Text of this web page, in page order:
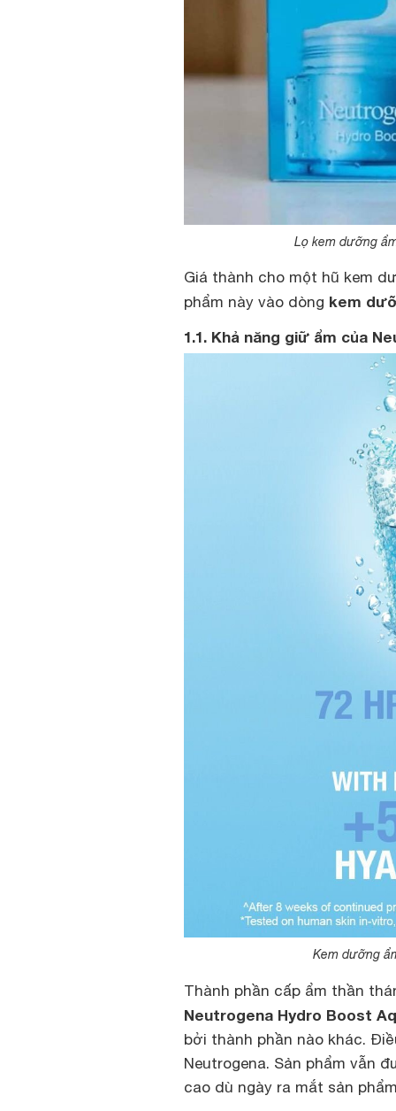
Lọ kem dưỡng
Giá thành cho một hũ kem
phẩm này vào dòng kem
1.1. Khả năng giữ ẩm của
Kem dưỡng
Thành phần cấp ẩm thần
Neutrogena Hydro Boost
bởi thành phần nào khác.
Neutrogena. Sản phẩm vẫn
cao dù ngày ra mắt sản